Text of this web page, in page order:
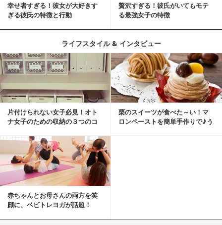
幸せ者すぎる！彼女が大好きす
ぎる彼氏の特徴と行動
贅沢すぎる！彼氏がいてもモテ
る最強女子の特徴
ライフスタイル & インタビュー
片付けられない女子必見！オト
ナ女子のための収納の３つのコ
栗のスイーツが食べた～い！マ
ロンペーストを簡単手作りで♪う
赤ちゃんとお母さんの両方を笑
顔に、ベビトレヨガが話題！